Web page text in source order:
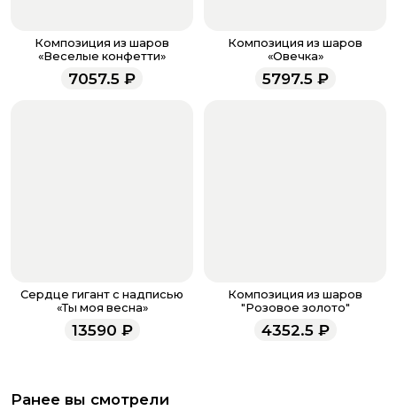
звоните по номеру телефона
напишите WhatsApp
+7 937 333-66-53. Наши
менеджеры работают ежедневно с 9.00 до 23.00 и
всегда рады проконсультировать вас.
Композиция из шаров
«Веселые конфетти»
7057.5 ₽
Композиция из шаров
«Овечка»
5797.5₽
Сердце гигант с надписью
«Ты моя весна»
13590 ₽
Композиция из шаров
"Розовое золото"
4352.5₽
Ранее вы смотрели